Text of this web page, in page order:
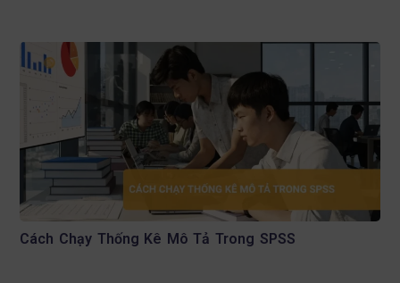
Cách Chạy Thống Kê Mô Tả Trong SPSS